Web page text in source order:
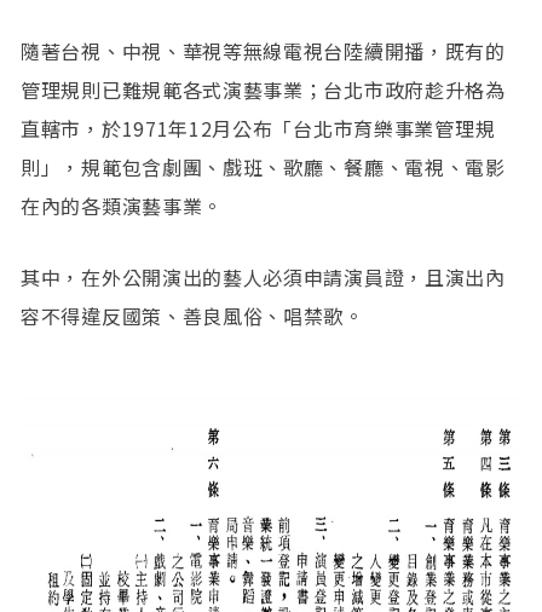
隨著台視、中視、華視等無線電視台陸續開播，既有的
管理規則已難規範各式演藝事業；台北市政府趁升格為
直轄市，於1971年12月公布「台北市育樂事業管理規
則」，規範包含劇團、戲班、歌廳、餐廳、電視、電影
在內的各類演藝事業。
其中，在外公開演出的藝人必須申請演員證，且演出內
容不得違反國策、善良風俗、唱禁歌。